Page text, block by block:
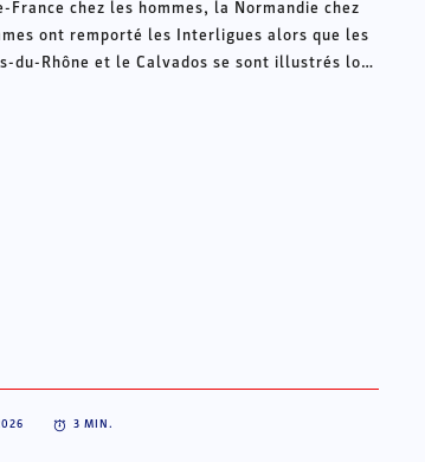
France chez les hommes, la Normandie chez
ont remporté les Interligues alors que les
du-Rhône et le Calvados se sont illustrés lors
3 MIN.